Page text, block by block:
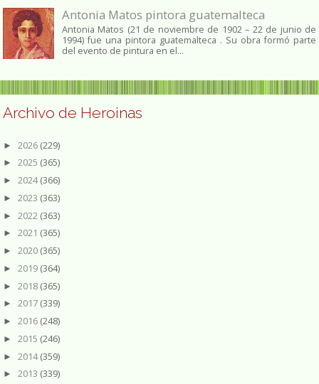
Antonia Matos pintora guatemalteca
Antonia Matos (21 de noviembre de 1902 – 22 de junio de
1994) fue una pintora guatemalteca . Su obra formó parte
del evento de pintura en el...
Archivo de Heroinas
► 2026 (229)
► 2025 (365)
► 2024(366)
► 2023 (363)
► 2022 (363)
► 2021 (365)
► 2020 (365)
► 2019 (364)
► 2018 (365)
► 2017 (339)
► 2016 (248)
► 2015 (246)
► 2014(359)
► 2013 (339)